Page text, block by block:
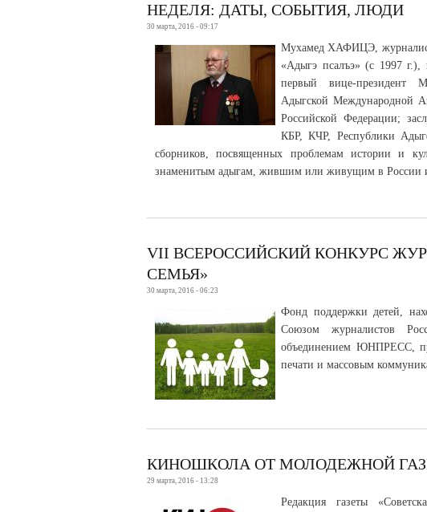
НЕДЕЛЯ: ДАТЫ, СОБЫТИЯ, ЛЮДИ
30 марта, 2016 - 09:17
Мухамед ХАФИЦЭ,
«Адыгэ псалъэ» (с 1997 г.),
первый вице-президент
Адыгской Международной
Российской Федерации;
КБР, КЧР, Республики
сборников, посвященных проблемам истории и
знаменитым адыгам, жившим или живущим в России и
VII ВСЕРОССИЙСКИЙ КОНКУРС
СЕМЬЯ»
30 марта, 2016 - 06:23
Фонд поддержки детей,
Союзом журналистов
объединением ЮНПРЕСС,
печати и массовым
КИНОШКОЛА ОТ МОЛОДЕЖНОЙ
29 марта, 2016 - 13:28
Редакция газеты